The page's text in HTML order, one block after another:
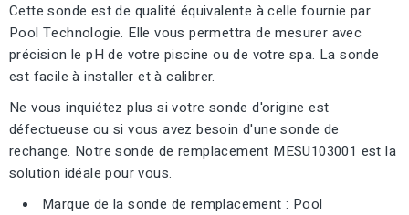
Cette sonde est de qualité équivalente à celle fournie par
Pool Technologie. Elle vous permettra de mesurer avec
précision le pH de votre piscine ou de votre spa. La sonde
est facile à installer et à calibrer.
Ne vous inquiétez plus si votre sonde d'origine est
défectueuse ou si vous avez besoin d'une sonde de
rechange. Notre sonde de remplacement MESU103001 est la
solution idéale pour vous.
Marque de la sonde de remplacement : Pool